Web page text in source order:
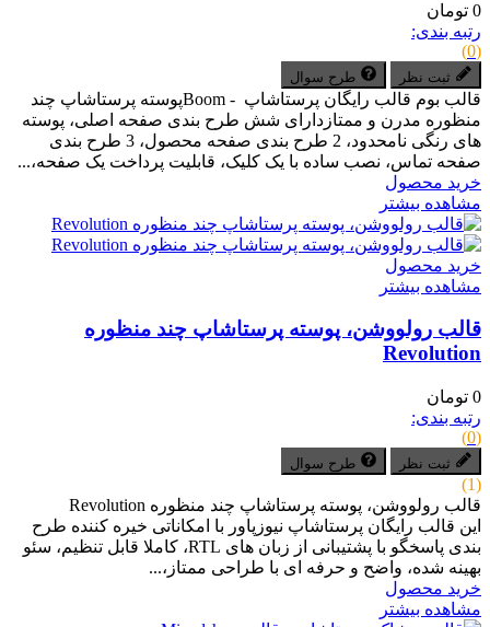
0 تومان
رتبه بندی:
(0)
ثبت نظر طرح سوال
قالب بوم قالب رایگان پرستاشاپ - Boomپوسته پرستاشاپ چند
منظوره مدرن و ممتازدارای شش طرح بندی صفحه اصلی، پوسته
های رنگی نامحدود، 2 طرح بندی صفحه محصول، 3 طرح بندی
صفحه تماس، نصب ساده با یک کلیک، قابلیت پرداخت یک صفحه،...
خرید محصول
مشاهده بیشتر
خرید محصول
مشاهده بیشتر
قالب رولووشن، پوسته پرستاشاپ چند منظوره
Revolution
0 تومان
رتبه بندی:
(0)
ثبت نظر طرح سوال
(1)
قالب رولووشن، پوسته پرستاشاپ چند منظوره Revolution
این قالب رایگان پرستاشاپ نیوزپاور با امکاناتی خیره کننده طرح
بندی پاسخگو با پشتیبانی از زبان های RTL، کاملا قابل تنظیم، سئو
بهینه شده، واضح و حرفه ای با طراحی ممتاز،...
خرید محصول
مشاهده بیشتر